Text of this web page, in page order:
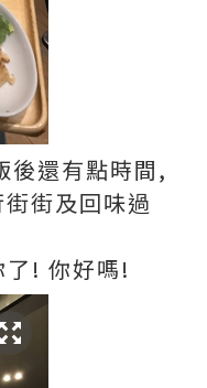
後還有點時間,
街及回味過
! 你好嗎!